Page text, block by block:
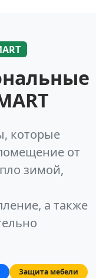
которые
от
зимой,
а также
Защита мебели